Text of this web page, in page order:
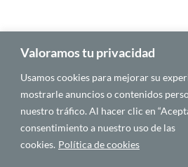
Valoramos tu privacidad
Usamos cookies para mejorar su
mostrarle anuncios o contenidos
nuestro tráfico. Al hacer clic en
consentimiento a nuestro uso de las
cookies. Política de cookies
Blog
About Us
Personalities
English